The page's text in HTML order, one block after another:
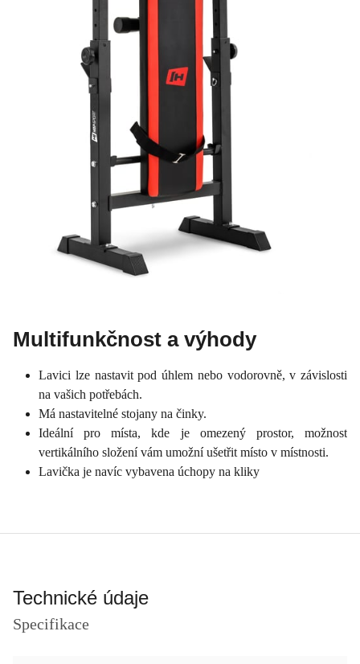
Multifunkčnost a výhody
Lavici lze nastavit pod úhlem nebo vodorovně, v závislosti
na vašich potřebách.
Má nastavitelné stojany na činky.
Ideální pro místa, kde je omezený prostor, možnost
vertikálního složení vám umožní ušetřit místo v místnosti.
Lavička je navíc vybavena úchopy na kliky
Technické údaje
Specifikace